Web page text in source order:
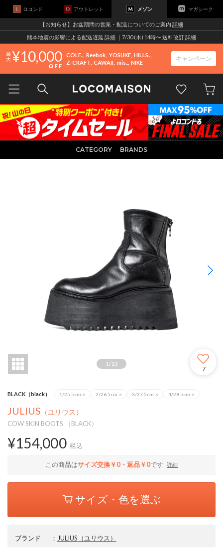
ロコンド アウトレット メゾン マガシーク
【お知らせ】お盆期間の営業・配送についてのご案内 詳細
熊本地震の影響による配送遅延 詳細 ｜7/30 (木) 14時〜 送料改訂詳細
10,000 COLE.. Reebok YOSUKE HILLS..
Z-CRAFT CAWAII mis.. NIKE
キャンペーン
CATEGORY BRANDS
1 /13
7
BLACK（black） 1/25.5cm × 2/26.5cm × 3/27.5cm × 4/28.5cm ×
JULIUS （ユリウス）
COW SKIN BOOTS （BLACK）
¥154,000 税込
この商品はサイズ交換￥0・返品￥0です 詳細
サイズ・色を選ぶ
ブランド ： JULIUS （ユリウス）